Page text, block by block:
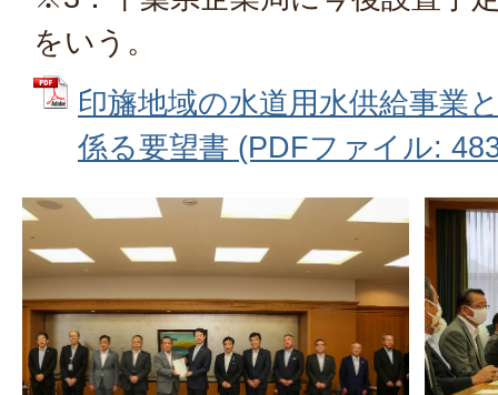
をいう。
印旛地域の水道用水供給事業
係る要望書 (PDFファイル: